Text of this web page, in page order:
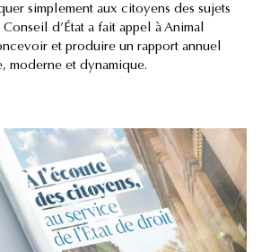
simplement aux citoyens des sujets
d’État a fait appel à Animal
et produire un rapport annuel
moderne et dynamique.